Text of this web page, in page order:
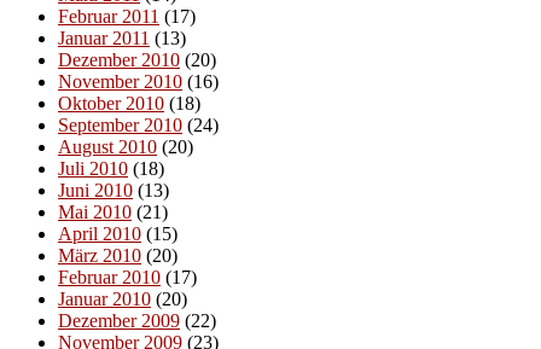
Februar 2011 (17)
Januar 2011 (13)
Dezember 2010 (20)
November 2010 (16)
Oktober 2010 (18)
September 2010 (24)
August 2010 (20)
Juli 2010 (18)
Juni 2010 (13)
Mai 2010 (21)
April 2010 (15)
März 2010 (20)
Februar 2010 (17)
Januar 2010 (20)
Dezember 2009 (22)
November 2009 (23)